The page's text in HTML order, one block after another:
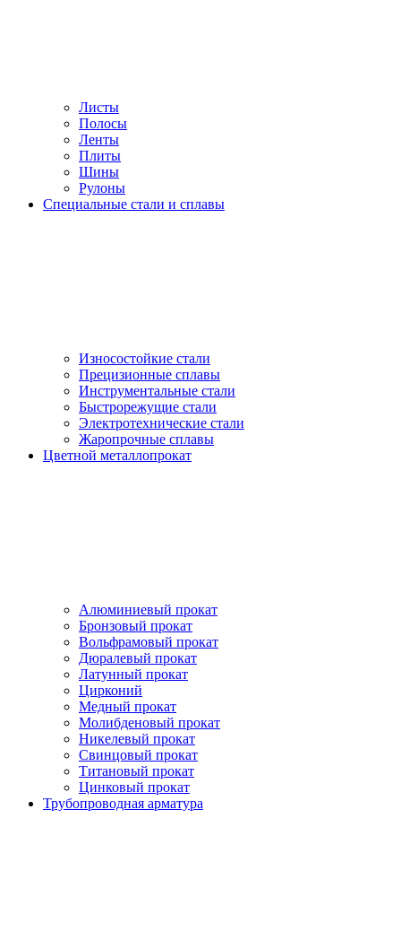
Листы
Полосы
Ленты
Плиты
Шины
Рулоны
Специальные стали и сплавы
Износостойкие стали
Прецизионные сплавы
Инструментальные стали
Быстрорежущие стали
Электротехнические стали
Жаропрочные сплавы
Цветной металлопрокат
Алюминиевый прокат
Бронзовый прокат
Вольфрамовый прокат
Дюралевый прокат
Латунный прокат
Цирконий
Медный прокат
Молибденовый прокат
Никелевый прокат
Свинцовый прокат
Титановый прокат
Цинковый прокат
Трубопроводная арматура